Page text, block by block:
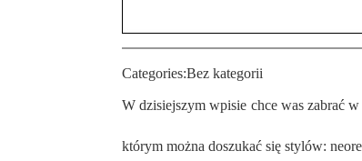
Categories:Bez kategorii
W dzisiejszym wpisie chce was zabrać w bardzo charakterystycznego miejsce, jakim jest pałac w Krowiarkach. Jest to twór architektoniczny o charakterze secesyjnym, w
którym można doszukać się stylów: